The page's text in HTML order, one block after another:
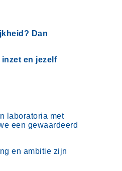
Dan
en jezelf
laboratoria met
een gewaardeerd
en ambitie zijn